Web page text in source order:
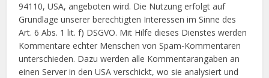
94110, USA, angeboten wird. Die Nutzung erfolgt auf
Grundlage unserer berechtigten Interessen im Sinne des
Art. 6 Abs. 1 lit. f) DSGVO. Mit Hilfe dieses Dienstes werden
Kommentare echter Menschen von Spam-Kommentaren
unterschieden. Dazu werden alle Kommentarangaben an
einen Server in den USA verschickt, wo sie analysiert und